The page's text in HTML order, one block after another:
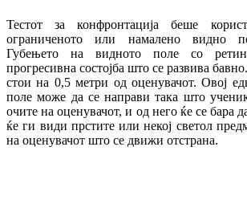
Тестот за конфронтација беше
ограниченото или намалено видно
Губењето на видното поле со
прогресивна состојба што се развива
стои на 0,5 метри од оценувачот. Овој
поле може да се направи така што
очите на оценувачот, и од него ќе се бара
ќе ги види прстите или некој светол
на оценувачот што се движи отстрана.